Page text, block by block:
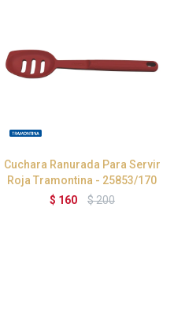
Cuchara Ranurada Para Servir
Roja Tramontina - 25853/170
$ 160 $200